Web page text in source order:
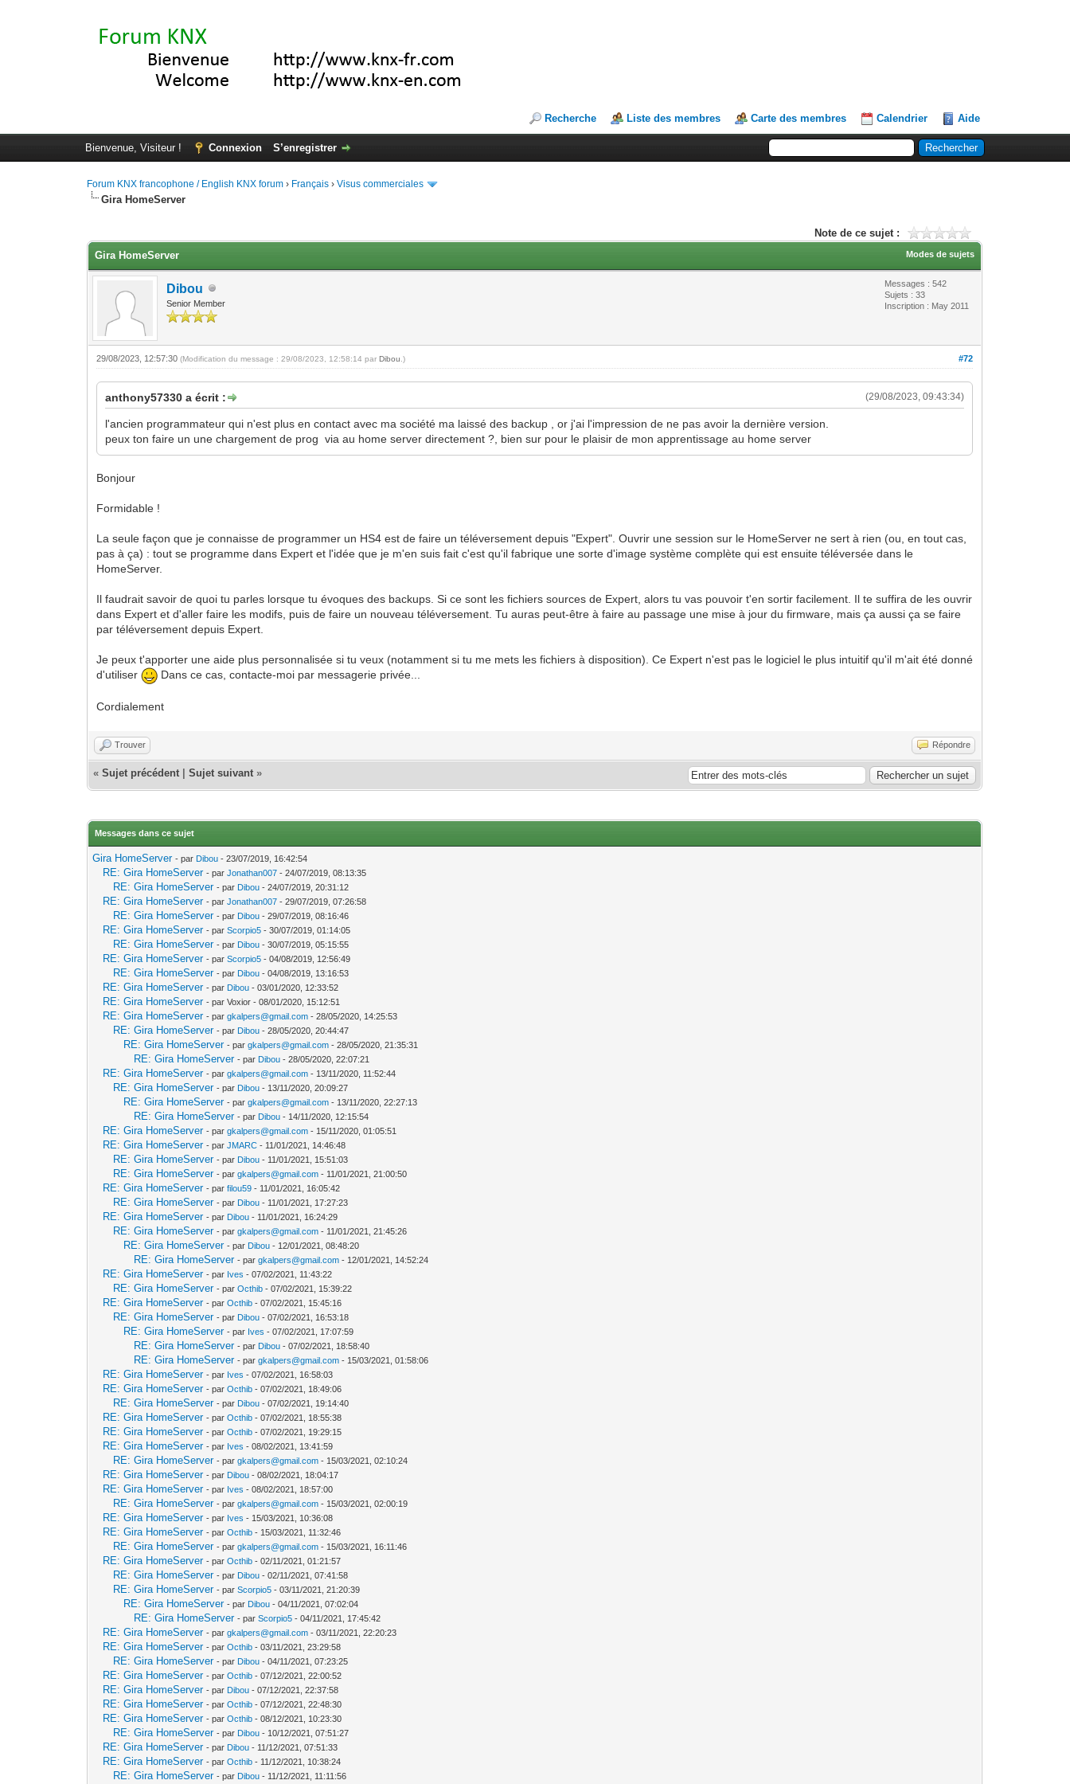
Recherche Liste des membres Carte des membres Calendrier Aide
Bienvenue, Visiteur ! Connexion S’enregistrer
Forum KNX francophone / English KNX forum › Français ›Visus commerciales
Gira HomeServer
Note de ce sujet :
Modes de sujets
Gira HomeServer
Dibou
Senior Member
Messages : 542
Sujets : 33
Inscription : May 2011
#72
29/08/2023, 12:57:30(Modification du message : 29/08/2023, 12:58:14 parDibou .)
(29/08/2023, 09:43:34)
anthony57330 a écrit :
l'ancien programmateur qui n'est plus en contact avec ma société ma laissé des backup , or j'ai l'impression de ne pas avoir la dernière version.
peux ton faire un une chargement de prog via au home server directement ?, bien sur pour le plaisir de mon apprentissage au home server
Bonjour
Formidable !
La seule façon que je connaisse de programmer un HS4 est de faire un téléversement depuis "Expert". Ouvrir une session sur le HomeServer ne sert à rien (ou, en tout cas,
pas à ça) : tout se programme dans Expert et l'idée que je m'en suis fait c'est qu'il fabrique une sorte d'image système complète qui est ensuite téléversée dans le
HomeServer.
Il faudrait savoir de quoi tu parles lorsque tu évoques des backups. Si ce sont les fichiers sources de Expert, alors tu vas pouvoir t'en sortir facilement. Il te suffira de les ouvrir
dans Expert et d'aller faire les modifs, puis de faire un nouveau téléversement. Tu auras peut-être à faire au passage une mise à jour du firmware, mais ça aussi ça se faire
par téléversement depuis Expert.
Je peux t'apporter une aide plus personnalisée si tu veux (notamment si tu me mets les fichiers à disposition). Ce Expert n'est pas le logiciel le plus intuitif qu'il m'ait été donné
d'utiliser
Dans ce cas, contacte-moi par messagerie privée...
Cordialement
Trouver Répondre
«Sujet précédent |Sujet suivant »
Messages dans ce sujet
Gira HomeServer - par Dibou - 23/07/2019, 16:42:54
RE: Gira HomeServer - parJonathan007 - 24/07/2019, 08:13:35
RE: Gira HomeServer - par Dibou - 24/07/2019, 20:31:12
RE: Gira HomeServer - parJonathan007 - 29/07/2019, 07:26:58
RE: Gira HomeServer - par Dibou - 29/07/2019, 08:16:46
RE: Gira HomeServer - parScorpio5 - 30/07/2019, 01:14:05
RE: Gira HomeServer - par Dibou - 30/07/2019, 05:15:55
RE: Gira HomeServer - parScorpio5 - 04/08/2019, 12:56:49
RE: Gira HomeServer - par Dibou - 04/08/2019, 13:16:53
RE: Gira HomeServer - par Dibou - 03/01/2020, 12:33:52
RE: Gira HomeServer - par Voxior - 08/01/2020, 15:12:51
RE: Gira HomeServer - pargkalpers@gmail.com - 28/05/2020, 14:25:53
RE: Gira HomeServer - par Dibou - 28/05/2020, 20:44:47
RE: Gira HomeServer - pargkalpers@gmail.com - 28/05/2020, 21:35:31
RE: Gira HomeServer - par Dibou - 28/05/2020, 22:07:21
RE: Gira HomeServer - pargkalpers@gmail.com - 13/11/2020, 11:52:44
RE: Gira HomeServer - par Dibou - 13/11/2020, 20:09:27
RE: Gira HomeServer - pargkalpers@gmail.com - 13/11/2020, 22:27:13
RE: Gira HomeServer - par Dibou - 14/11/2020, 12:15:54
RE: Gira HomeServer - pargkalpers@gmail.com - 15/11/2020, 01:05:51
RE: Gira HomeServer - parJMARC - 11/01/2021, 14:46:48
RE: Gira HomeServer - par Dibou - 11/01/2021, 15:51:03
RE: Gira HomeServer - pargkalpers@gmail.com - 11/01/2021, 21:00:50
RE: Gira HomeServer - parfilou59 - 11/01/2021, 16:05:42
RE: Gira HomeServer - par Dibou - 11/01/2021, 17:27:23
RE: Gira HomeServer - par Dibou - 11/01/2021, 16:24:29
RE: Gira HomeServer - pargkalpers@gmail.com - 11/01/2021, 21:45:26
RE: Gira HomeServer - par Dibou - 12/01/2021, 08:48:20
RE: Gira HomeServer - pargkalpers@gmail.com - 12/01/2021, 14:52:24
RE: Gira HomeServer - par Ives - 07/02/2021, 11:43:22
RE: Gira HomeServer - parOcthib - 07/02/2021, 15:39:22
RE: Gira HomeServer - parOcthib - 07/02/2021, 15:45:16
RE: Gira HomeServer - par Dibou - 07/02/2021, 16:53:18
RE: Gira HomeServer - par Ives - 07/02/2021, 17:07:59
RE: Gira HomeServer - par Dibou - 07/02/2021, 18:58:40
RE: Gira HomeServer - pargkalpers@gmail.com - 15/03/2021, 01:58:06
RE: Gira HomeServer - par Ives - 07/02/2021, 16:58:03
RE: Gira HomeServer - parOcthib - 07/02/2021, 18:49:06
RE: Gira HomeServer - par Dibou - 07/02/2021, 19:14:40
RE: Gira HomeServer - parOcthib - 07/02/2021, 18:55:38
RE: Gira HomeServer - parOcthib - 07/02/2021, 19:29:15
RE: Gira HomeServer - par Ives - 08/02/2021, 13:41:59
RE: Gira HomeServer - pargkalpers@gmail.com - 15/03/2021, 02:10:24
RE: Gira HomeServer - par Dibou - 08/02/2021, 18:04:17
RE: Gira HomeServer - par Ives - 08/02/2021, 18:57:00
RE: Gira HomeServer - pargkalpers@gmail.com - 15/03/2021, 02:00:19
RE: Gira HomeServer - par Ives - 15/03/2021, 10:36:08
RE: Gira HomeServer - parOcthib - 15/03/2021, 11:32:46
RE: Gira HomeServer - pargkalpers@gmail.com - 15/03/2021, 16:11:46
RE: Gira HomeServer - parOcthib - 02/11/2021, 01:21:57
RE: Gira HomeServer - par Dibou - 02/11/2021, 07:41:58
RE: Gira HomeServer - parScorpio5 - 03/11/2021, 21:20:39
RE: Gira HomeServer - par Dibou - 04/11/2021, 07:02:04
RE: Gira HomeServer - parScorpio5 - 04/11/2021, 17:45:42
RE: Gira HomeServer - pargkalpers@gmail.com - 03/11/2021, 22:20:23
RE: Gira HomeServer - parOcthib - 03/11/2021, 23:29:58
RE: Gira HomeServer - par Dibou - 04/11/2021, 07:23:25
RE: Gira HomeServer - parOcthib - 07/12/2021, 22:00:52
RE: Gira HomeServer - par Dibou - 07/12/2021, 22:37:58
RE: Gira HomeServer - parOcthib - 07/12/2021, 22:48:30
RE: Gira HomeServer - parOcthib - 08/12/2021, 10:23:30
RE: Gira HomeServer - par Dibou - 10/12/2021, 07:51:27
RE: Gira HomeServer - par Dibou - 11/12/2021, 07:51:33
RE: Gira HomeServer - parOcthib - 11/12/2021, 10:38:24
RE: Gira HomeServer - par Dibou - 11/12/2021, 11:11:56